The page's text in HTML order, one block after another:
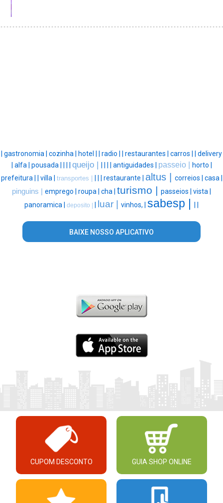
| gastronomia | cozinha | hotel | | radio | | restaurantes | carros | | delivery
| alfa | pousada | | | | queijo | | | | | antiguidades | passeio | horto |
prefeitura | | villa | transportes | | | | restaurante | altus | correios | casa |
pinguins | emprego | roupa | cha | turismo | passeios | vista |
panoramica | deposito | | luar | vinhos, | sabesp | | |
BAIXE NOSSO APLICATIVO
CUPOM DESCONTO GUIA SHOP ONLINE